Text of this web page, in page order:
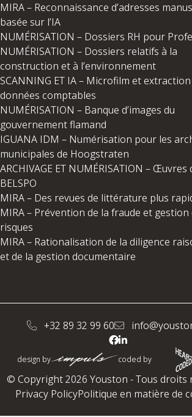
MIRA – Reconnaissance d’adresses
basée sur l’IA
NUMÉRISATION – Dossiers RH pour
NUMÉRISATION – Dossiers relatifs à la
construction et à l’environnement
SCANNING ET IA – Microfilm et
données comptables
NUMÉRISATION – Banque d’images du
gouvernement flamand
IGUANA IDM – Numérisation pour les
municipales de Hoogstraten
ARCHIVAGE ET NUMÉRISATION – Œuvres
BELSPO
MIRA – Des revues de littérature plus
MIRA – Prévention de la fraude et gestion
risques
MIRA – Rationalisation de la diligence
et de la gestion documentaire
+32 89 32 99 60
design by coded by
© Copyright 2026 Youston - Tous droits
Privacy PolicyPolitique en matière de